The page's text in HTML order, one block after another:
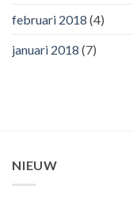
februari 2018 (4)
januari 2018 (7)
NIEUW